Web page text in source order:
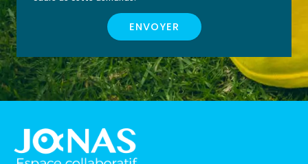
ENVOYER
FINANCÉE PAR MON
COMPTE FORMATION ?
JE FINANCE MA
FORMATION MOI-